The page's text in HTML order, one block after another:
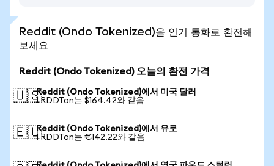
Reddit (Ondo Tokenized)을 인기 통화로 환전해
보세요
Reddit (Ondo Tokenized) 오늘의 환전 가격
🇺🇸Reddit (Ondo Tokenized)에서 미국 달러
1 RDDTon는 $164.42와 같음
🇪🇺Reddit (Ondo Tokenized)에서 유로
1 RDDTon는 €142.22와 같음